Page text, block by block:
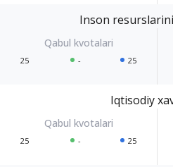
Inson
25 - 25
Iqtisodiy
25 - 25